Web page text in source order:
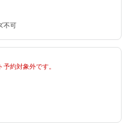
不可
約対象外です。